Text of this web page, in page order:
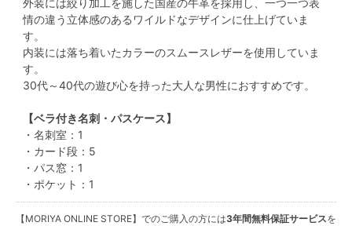
外装には絞り加工を施した国産の牛革を採用し、一つ一つ表
情の違う立体感のあるワイルドなデザインに仕上げていま
す。
内装には落ち着いたカラーのスムースレザーを使用していま
す。
30代～40代の遊び心を持った大人な男性におすすめです。
【ベラ付き名刺・パスケース】
・名刺室：1
・カード段：5
・パス窓：1
・ポケット：1
【MORIYA ONLINE STORE】でのご購入の方には3年間無料保証サービスを